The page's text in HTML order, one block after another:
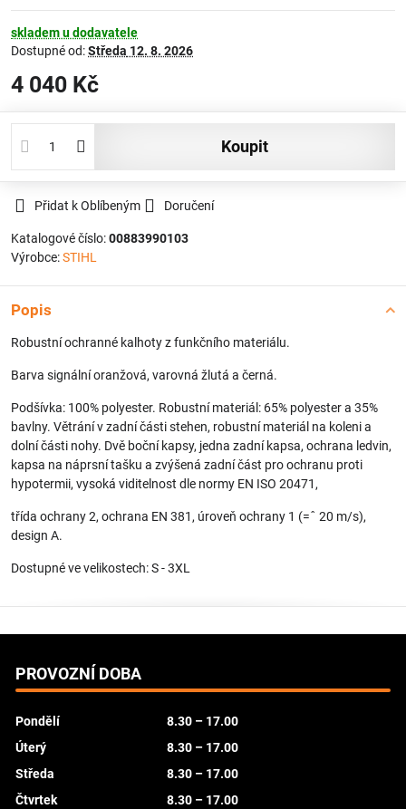
skladem u dodavatele
Dostupné od:Středa 12. 8. 2026
4 040 Kč
koupit
Přidat k Oblíbeným Doručení
Katalogové číslo:00883990103
Výrobce:STIHL
Popis
Robustní ochranné kalhoty z funkčního materiálu.
Barva signální oranžová, varovná žlutá a černá.
Podšívka: 100% polyester. Robustní materiál: 65% polyester a 35%
bavlny. Větrání v zadní části stehen, robustní materiál na koleni a
dolní části nohy. Dvě boční kapsy, jedna zadní kapsa, ochrana ledvin,
kapsa na náprsní tašku a zvýšená zadní část pro ochranu proti
hypotermii, vysoká viditelnost dle normy EN ISO 20471,
třída ochrany 2, ochrana EN 381, úroveň ochrany 1 (=ˆ 20 m/s),
design A.
Dostupné ve velikostech: S - 3XL
PROVOZNÍ DOBA
Pondělí
8.30 – 17.00
Úterý
8.30 – 17.00
Středa
8.30 – 17.00
Čtvrtek
8.30 – 17.00